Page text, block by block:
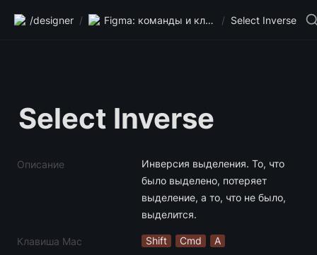
/designer / Figma: команды и клавиши / Select Inverse
Select Inverse
Описание
Инверсия выделения. То, что
было выделено, потеряет
выделение, а то, что не было,
выделится.
Клавиша Mac Shift Cmd A